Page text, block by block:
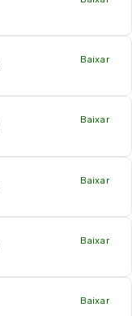
Baixar
Baixar
Baixar
Baixar
Baixar